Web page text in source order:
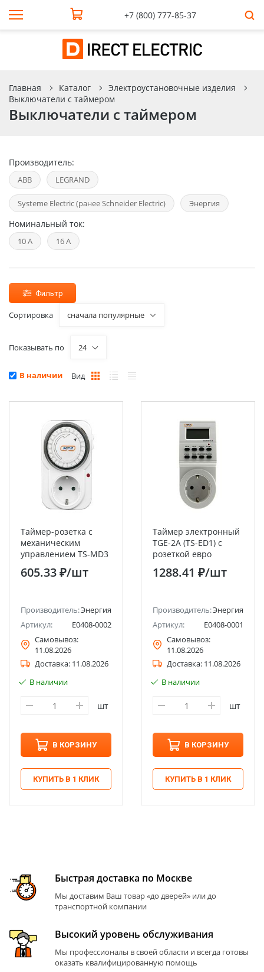
+7 (800) 777-85-37
Главная Каталог
Электроустановочные изделия
Выключатели с таймером
Выключатели с таймером
Производитель:
ABB LEGRAND
Systeme Electric (ранее Schneider Electric) Энергия
Номинальный ток:
10 А 16 А
Фильтр
Сортировка сначала популярные
Показывать по 24
В наличии Вид
Таймер-розетка с
механическим
управлением TS-MD3
605.33 ₽/шт
Производитель:Энергия
Артикул:
Е0408-0002
Самовывоз:
11.08.2026
Доставка: 11.08.2026
В наличии
шт
В КОРЗИНУ
КУПИТЬ В 1 КЛИК
Таймер электронный
TGE-2A (TS-ED1) с
розеткой евро
1288.41 ₽/шт
Производитель:Энергия
Артикул:
Е0408-0001
Самовывоз:
11.08.2026
Доставка: 11.08.2026
В наличии
шт
В КОРЗИНУ
КУПИТЬ В 1 КЛИК
Быстрая доставка по Москве
Мы доставим Ваш товар «до дверей» или до
транспортной компании
Высокий уровень обслуживания
Мы профессионалы в своей области и всегда готовы
оказать квалифицированную помощь